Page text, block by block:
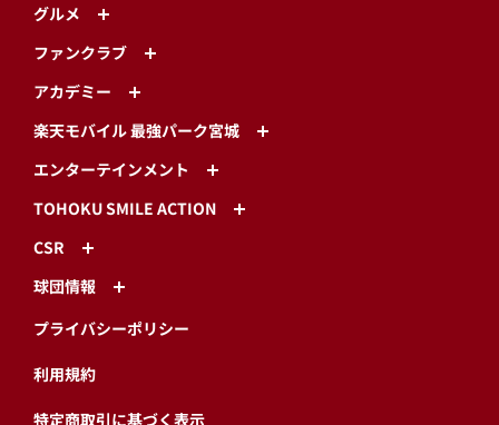
グルメ
ファンクラブ
アカデミー
楽天モバイル 最強パーク宮城
エンターテインメント
TOHOKU SMILE ACTION
CSR
球団情報
プライバシーポリシー
利用規約
特定商取引に基づく表示